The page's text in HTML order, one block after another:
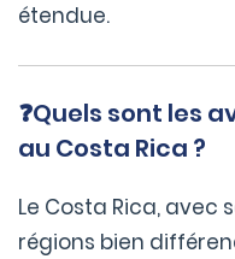
étendue.
❓Quels sont les
au Costa Rica ?
Le Costa Rica, avec
régions bien